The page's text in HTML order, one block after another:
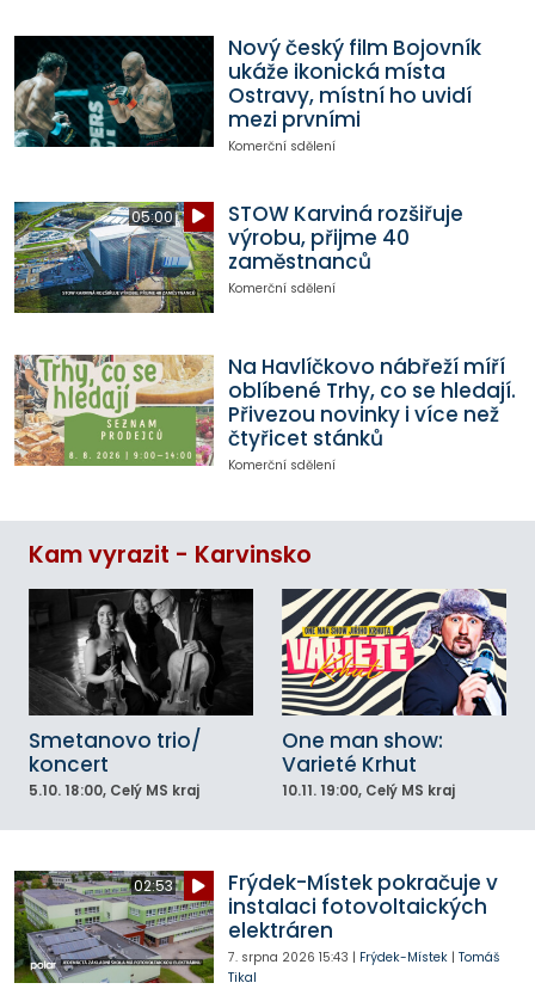
Nový český film Bojovník
ukáže ikonická místa
Ostravy, místní ho uvidí
mezi prvními
Komerční sdělení
05:00
STOW Karviná rozšiřuje
výrobu, přijme 40
zaměstnanců
Komerční sdělení
Na Havlíčkovo nábřeží míří
oblíbené Trhy, co se hledají.
Přivezou novinky i více než
čtyřicet stánků
Komerční sdělení
Kam vyrazit - Karvinsko
Smetanovo trio/
koncert
5.10. 18:00, Celý MS kraj
One man show:
Varieté Krhut
10.11. 19:00, Celý MS kraj
02:53
Frýdek-Místek pokračuje v
instalaci fotovoltaických
elektráren
7. srpna 2026 15:43 | Frýdek-Místek| Tomáš
Tikal